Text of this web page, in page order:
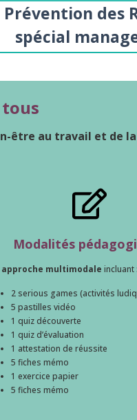
Prévention des
spécial
être au travail et de
Modalités
approche multimodale incluant :
2 serious games (activités
5 pastilles vidéo
1 quiz découverte
1 quiz d’évaluation
1 attestation de réussite
5 fiches mémo
1 exercice papier
5 fiches mémo